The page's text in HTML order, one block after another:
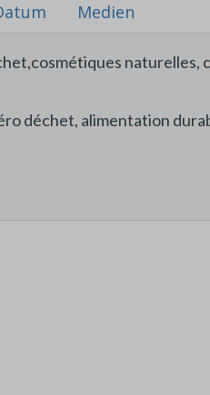
Medien
naturelles,
déchet, alimentation